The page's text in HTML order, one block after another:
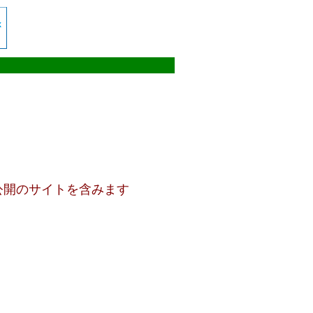
のサイトを含みます